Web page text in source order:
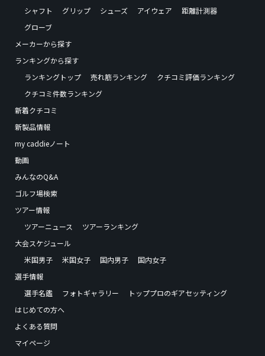
シャフト
グリップ シューズ アイウェア
距離計測器
グローブ
メーカーから探す
ランキングから探す
ランキングトップ
売れ筋ランキング
クチコミ評価ランキング
クチコミ件数ランキング
新着クチコミ
新製品情報
my caddieノート
動画
みんなのQ&A
ゴルフ場検索
ツアー情報
ツアーニュース
ツアーランキング
大会スケジュール
米国男子
米国女子 国内男子
国内女子
選手情報
選手名鑑
フォトギャラリー
トッププロのギアセッティング
はじめての方へ
よくある質問
マイページ